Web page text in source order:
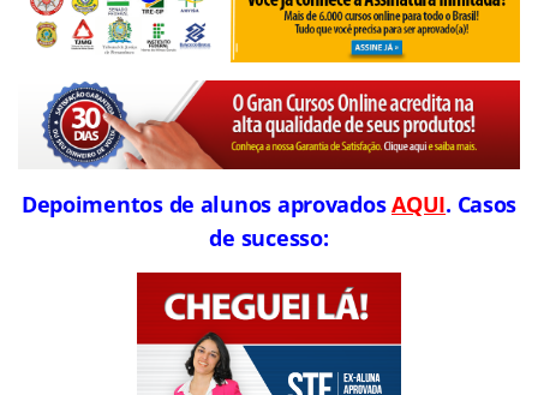
Depoimentos de alunos aprovadosAQUI. Casos
de sucesso: